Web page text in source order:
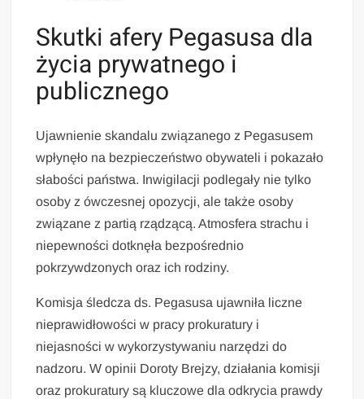
Skutki afery Pegasusa dla
życia prywatnego i
publicznego
Ujawnienie skandalu związanego z Pegasusem
wpłynęło na bezpieczeństwo obywateli i pokazało
słabości państwa. Inwigilacji podlegały nie tylko
osoby z ówczesnej opozycji, ale także osoby
związane z partią rządzącą. Atmosfera strachu i
niepewności dotknęła bezpośrednio
pokrzywdzonych oraz ich rodziny.
Komisja śledcza ds. Pegasusa ujawniła liczne
nieprawidłowości w pracy prokuratury i
niejasności w wykorzystywaniu narzędzi do
nadzoru. W opinii Doroty Brejzy, działania komisji
oraz prokuratury są kluczowe dla odkrycia prawdy